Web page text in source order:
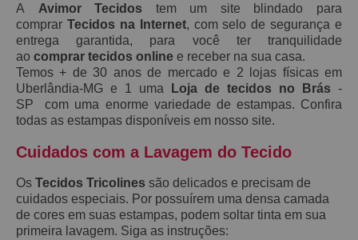
A Avimor Tecidos tem um site blindado para
comprar Tecidos na Internet, com selo de segurança e
entrega garantida, para você ter tranquilidade
ao comprar tecidos online e receber na sua casa.
Temos + de 30 anos de mercado e 2 lojas físicas em
Uberlândia-MG e 1 uma
Loja de tecidos no Brás -
SP com uma enorme variedade de estampas. Confira
todas as estampas disponíveis em nosso site.
Cuidados com a Lavagem do Tecido
Os Tecidos Tricolines são delicados e precisam de
cuidados especiais. Por possuírem uma densa camada
de cores em suas estampas, podem soltar tinta em sua
primeira lavagem. Siga as instruções: